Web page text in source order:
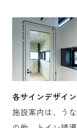
各サインデザイン
施設案内は、う